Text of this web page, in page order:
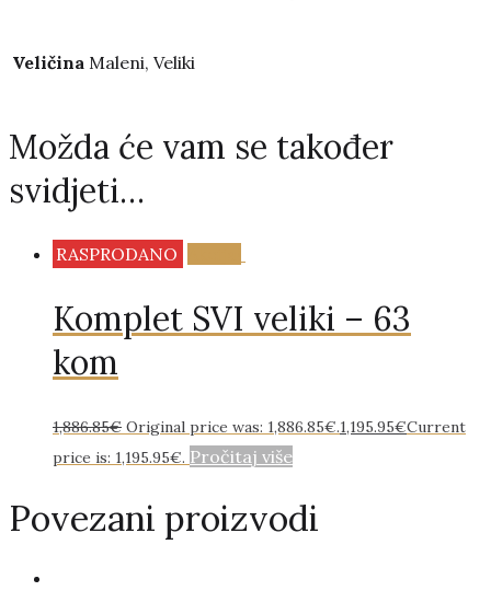
Veličina Maleni, Veliki
Možda će vam se također
svidjeti…
RASPRODANO
Komplet SVI veliki – 63
kom
1,886.85€ Original price was: 1,886.85€.1,195.95€Current
price is: 1,195.95€. Pročitaj više
Povezani proizvodi